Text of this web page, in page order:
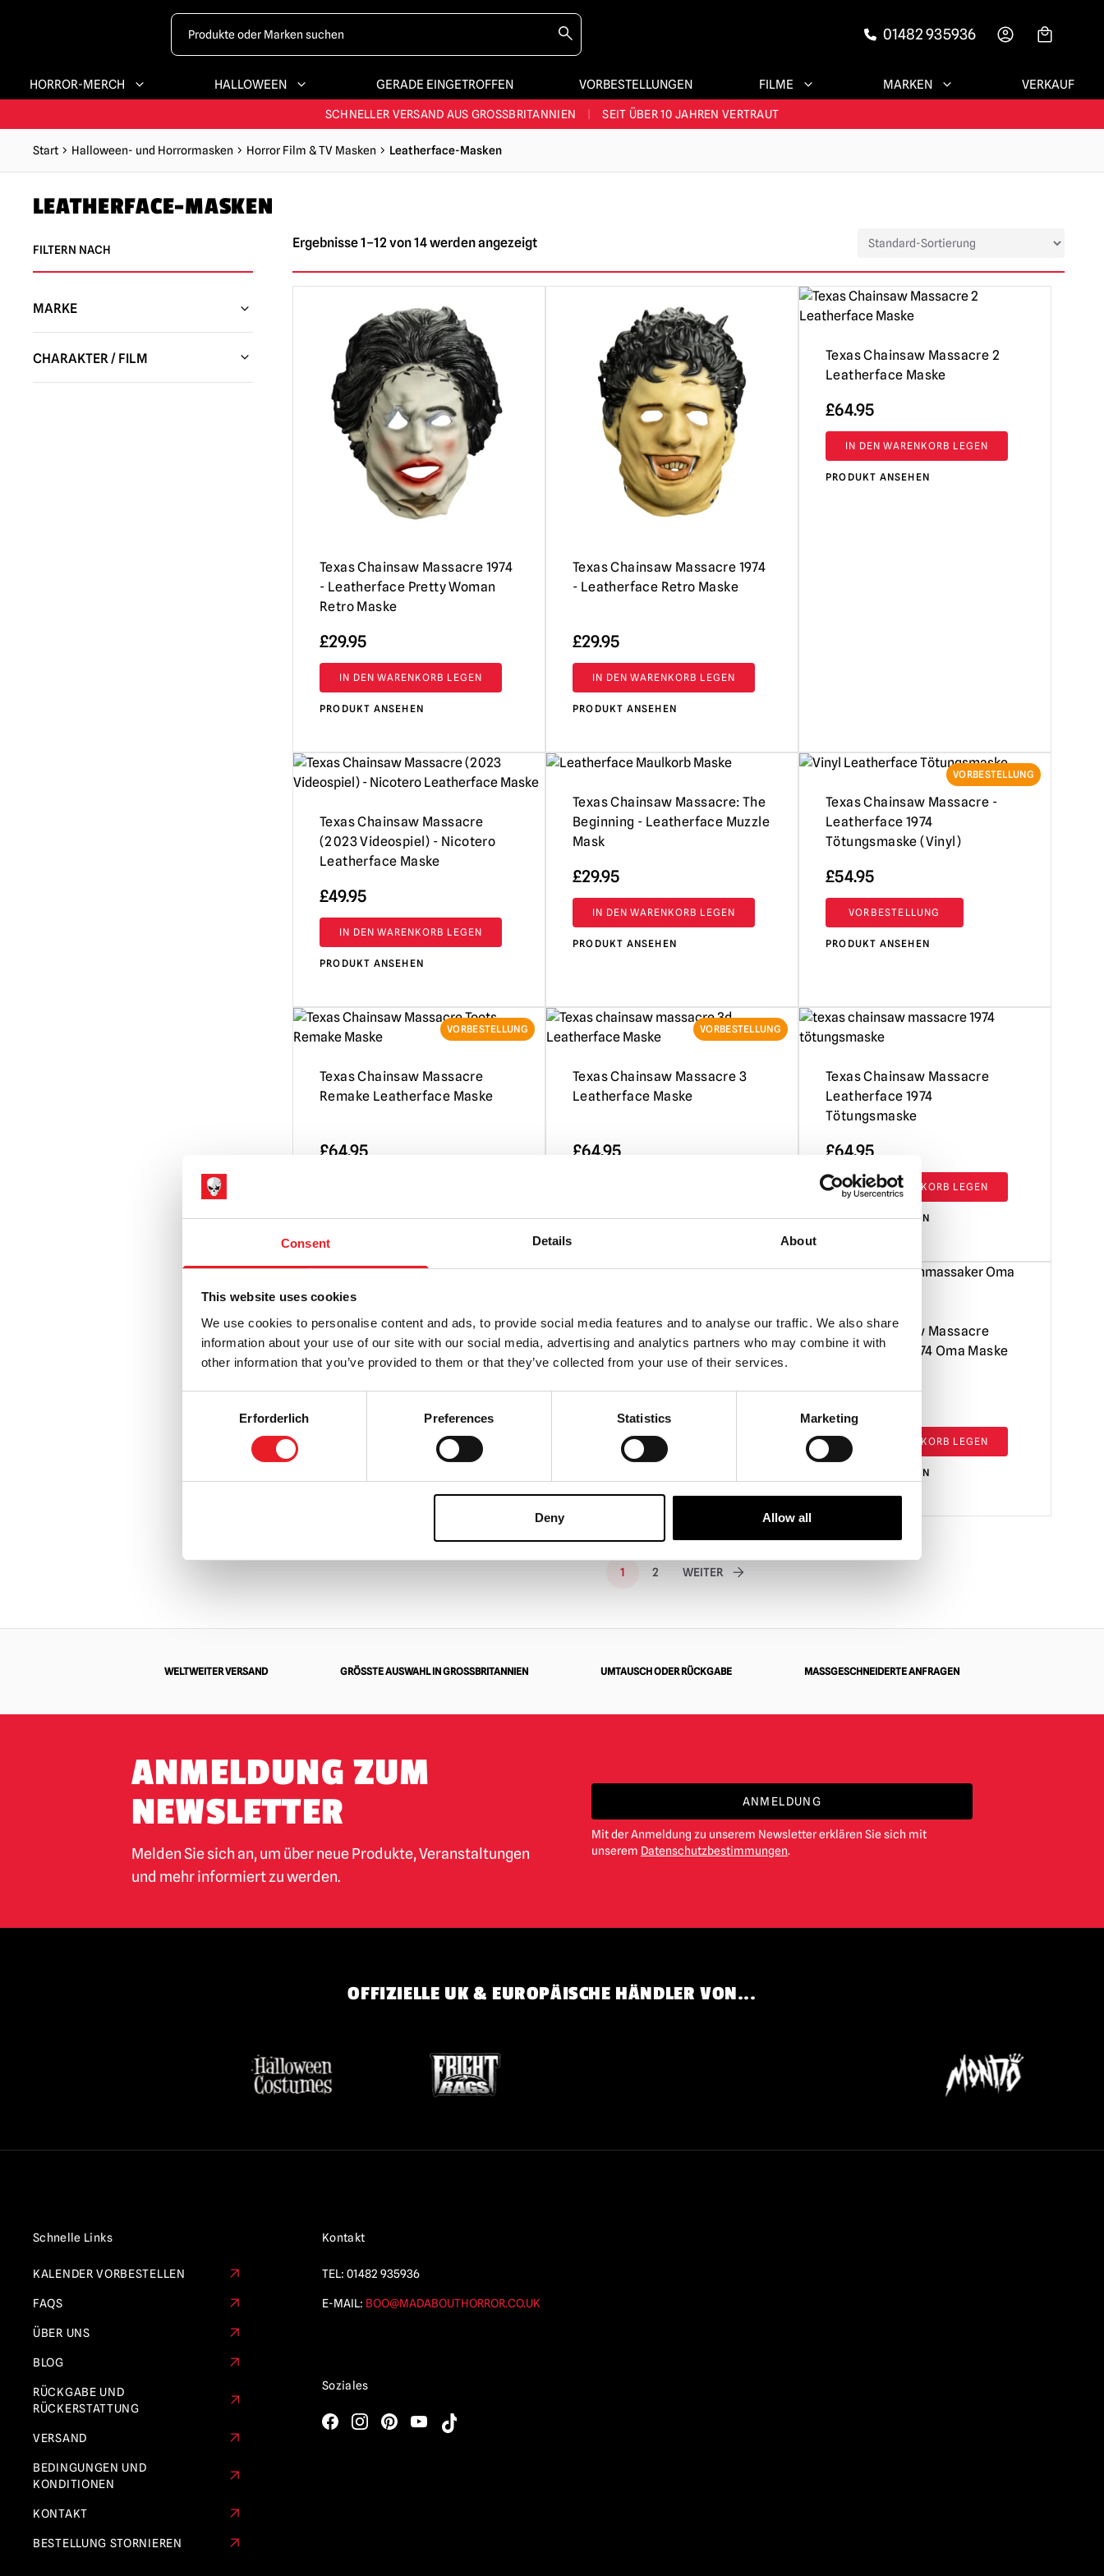
Consent Details About
This website uses cookies
We use cookies to personalise content and ads, to provide social media features and to analyse our traffic. We also share
information about your use of our site with our social media, advertising and analytics partners who may combine it with
other information that you’ve provided to them or that they’ve collected from your use of their services.
Erforderlich Preferences Statistics Marketing
Deny Allow all
01482 935936
HORROR-MERCH HALLOWEEN GERADE EINGETROFFEN VORBESTELLUNGEN FILME MARKEN VERKAUF
GRÖSSTES & BESTES SORTIMENT IM VEREINIGTEN KÖNIGREICH | ÜBER 60.000 ZUFRIEDENE KUNDEN
SCHNELLER VERSAND AUS GROSSBRITANNIEN SEIT ÜBER 10 JAHREN VERTRAUT
JEDE WOCHE NEUE HORROR-FANARTIKEL
GRÖSSTES HALLOWEEN-SORTIMENT IN UK | ÜBER 300 REQUISITEN!
Start Halloween- und Horrormasken Horror Film & TV Masken Leatherface-Masken
LEATHERFACE-MASKEN
FILTERN NACH
MARKE
CHARAKTER / FILM
Ergebnisse 1–12 von 14 werden angezeigt
Texas Chainsaw Massacre 1974
- Leatherface Pretty Woman
Retro Maske
£29.95
IN DEN WARENKORB LEGEN
PRODUKT ANSEHEN
Texas Chainsaw Massacre 1974
- Leatherface Retro Maske
£29.95
IN DEN WARENKORB LEGEN
PRODUKT ANSEHEN
Texas Chainsaw Massacre 2
Leatherface Maske
£64.95
IN DEN WARENKORB LEGEN
PRODUKT ANSEHEN
Texas Chainsaw Massacre
(2023 Videospiel) - Nicotero
Leatherface Maske
£49.95
IN DEN WARENKORB LEGEN
PRODUKT ANSEHEN
Texas Chainsaw Massacre: The
Beginning - Leatherface Muzzle
Mask
£29.95
IN DEN WARENKORB LEGEN
PRODUKT ANSEHEN
VORBESTELLUNG
Texas Chainsaw Massacre -
Leatherface 1974
Tötungsmaske (Vinyl)
£54.95
VORBESTELLUNG
PRODUKT ANSEHEN
VORBESTELLUNG
Texas Chainsaw Massacre
Remake Leatherface Maske
£64.95
PRODUKT ANSEHEN
VORBESTELLUNG
Texas Chainsaw Massacre 3
Leatherface Maske
£64.95
PRODUKT ANSEHEN
Texas Chainsaw Massacre
Leatherface 1974
Tötungsmaske
£64.95
IN DEN WARENKORB LEGEN
PRODUKT ANSEHEN
Texas Chainsaw Massacre 1974
Leatherface Pretty Woman
Maske
IN DEN WARENKORB LEGEN
Texas Chainsaw Massacre 3D
Leatherface Maske
IN DEN WARENKORB LEGEN
Texas Chainsaw Massacre
Leatherface 1974 Oma Maske
IN DEN WARENKORB LEGEN
PRODUKT ANSEHEN
1 2 WEITER
WELTWEITER VERSAND GRÖSSTE AUSWAHL IN GROSSBRITANNIEN UMTAUSCH ODER RÜCKGABE MASSGESCHNEIDERTE ANFRAGEN
ANMELDUNG ZUM
NEWSLETTER
Melden Sie sich an, um über neue Produkte, Veranstaltungen
und mehr informiert zu werden.
ANMELDUNG
Mit der Anmeldung zu unserem Newsletter erklären Sie sich mit
unserem Datenschutzbestimmungen.
OFFIZIELLE UK & EUROPÄISCHE HÄNDLER VON...
Schnelle Links
KALENDER VORBESTELLEN
FAQS
ÜBER UNS
BLOG
RÜCKGABE UND
RÜCKERSTATTUNG
VERSAND
BEDINGUNGEN UND
KONDITIONEN
KONTAKT
BESTELLUNG STORNIEREN
Kontakt
TEL: 01482 935936
E-MAIL: BOO@MADABOUTHORROR.CO.UK
Soziales